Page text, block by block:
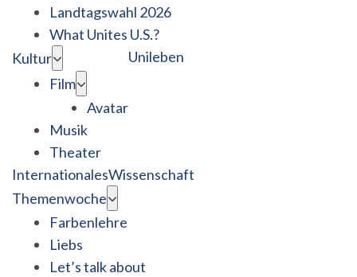
Landtagswahl 2026
What Unites U.S.?
Kultur
Film
Avatar
Musik
Theater
Unileben
InternationalesWissenschaft
Themenwoche
Farbenlehre
Liebs
Let’s talk about